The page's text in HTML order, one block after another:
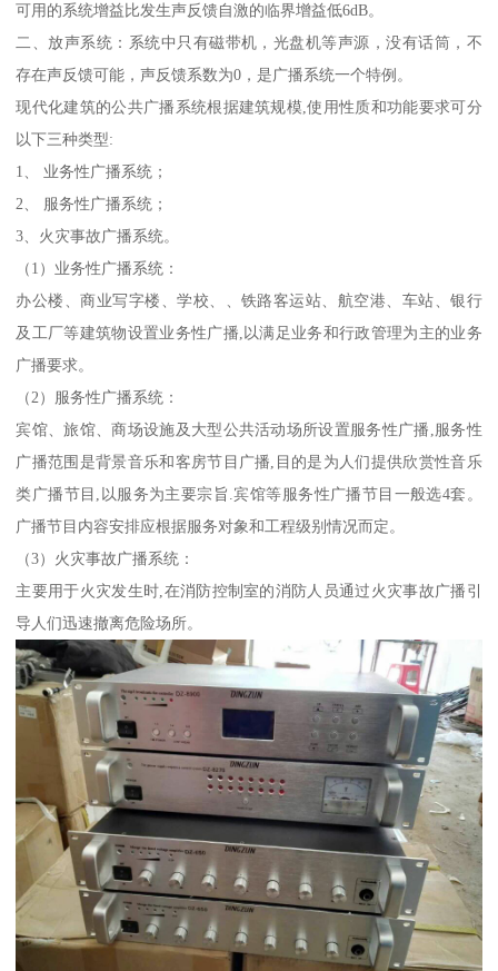
可用的系统增益比发生声反馈自激的临界增益低6dB。
二、放声系统：系统中只有磁带机，光盘机等声源，没有话筒，不
存在声反馈可能，声反馈系数为0，是广播系统一个特例。
现代化建筑的公共广播系统根据建筑规模,使用性质和功能要求可分
以下三种类型:
1、 业务性广播系统；
2、 服务性广播系统；
3、火灾事故广播系统。
（1）业务性广播系统：
办公楼、商业写字楼、学校、、铁路客运站、航空港、车站、银行
及工厂等建筑物设置业务性广播,以满足业务和行政管理为主的业务
广播要求。
（2）服务性广播系统：
宾馆、旅馆、商场设施及大型公共活动场所设置服务性广播,服务性
广播范围是背景音乐和客房节目广播,目的是为人们提供欣赏性音乐
类广播节目,以服务为主要宗旨.宾馆等服务性广播节目一般选4套。
广播节目内容安排应根据服务对象和工程级别情况而定。
（3）火灾事故广播系统：
主要用于火灾发生时,在消防控制室的消防人员通过火灾事故广播引
导人们迅速撤离危险场所。